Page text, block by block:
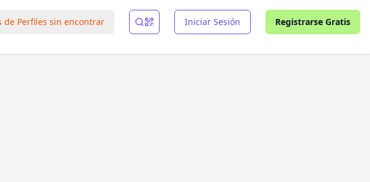
de Perfiles sin encontrar Iniciar Sesión Registrarse Gratis